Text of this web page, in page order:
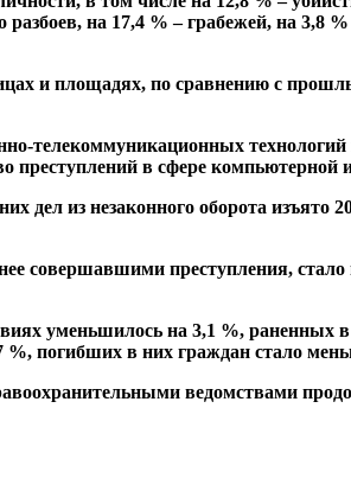
на 17,4 % – грабежей, на
и площадях, по сравнению с
телекоммуникационных
преступлений в сфере
из незаконного оборота изъято
совершавшими преступления,
уменьшилось на 3,1 %, раненных
погибших в них граждан стало
ведомствами